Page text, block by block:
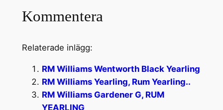
Kommentera
Relaterade inlägg:
RM Williams Wentworth Black Yearling
RM Williams Yearling, Rum Yearling..
RM Williams Gardener G, RUM
YEARLING